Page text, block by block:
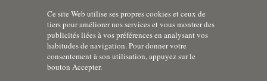
Ce site Web utilise ses propres cookies et ceux de
tiers pour améliorer nos services et vous montrer des
publicités liées à vos préférences en analysant vos
habitudes de navigation. Pour donner votre
consentement à son utilisation, appuyez sur le
bouton Accepter.